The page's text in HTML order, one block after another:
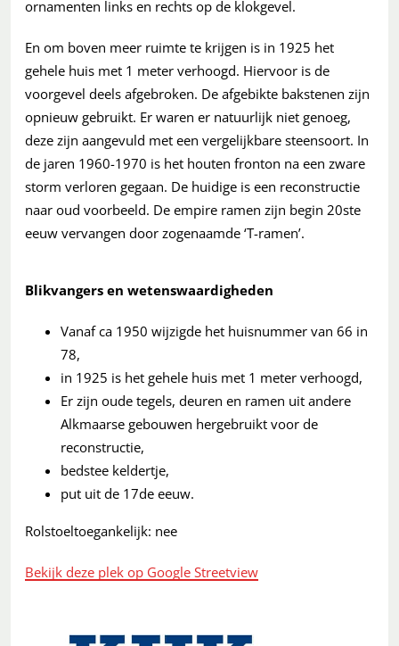
ornamenten links en rechts op de klokgevel.
En om boven meer ruimte te krijgen is in 1925 het
gehele huis met 1 meter verhoogd. Hiervoor is de
voorgevel deels afgebroken. De afgebikte bakstenen zijn
opnieuw gebruikt. Er waren er natuurlijk niet genoeg,
deze zijn aangevuld met een vergelijkbare steensoort. In
de jaren 1960-1970 is het houten fronton na een zware
storm verloren gegaan. De huidige is een reconstructie
naar oud voorbeeld. De empire ramen zijn begin 20ste
eeuw vervangen door zogenaamde ‘T-ramen’.
Blikvangers en wetenswaardigheden
Vanaf ca 1950 wijzigde het huisnummer van 66 in
78,
in 1925 is het gehele huis met 1 meter verhoogd,
Er zijn oude tegels, deuren en ramen uit andere
Alkmaarse gebouwen hergebruikt voor de
reconstructie,
bedstee keldertje,
put uit de 17de eeuw.
Rolstoeltoegankelijk: nee
Bekijk deze plek op Google Streetview